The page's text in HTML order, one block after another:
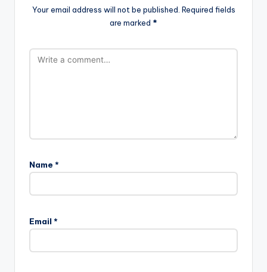
Your email address will not be published. Required fields
are marked *
Name *
Email *